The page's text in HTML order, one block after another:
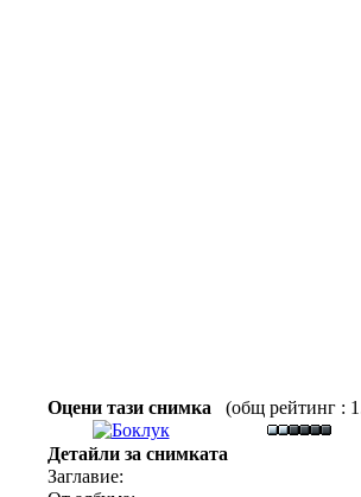
Оцени тази снимка (общ рейтинг :
Детайли за снимката
Заглавие: